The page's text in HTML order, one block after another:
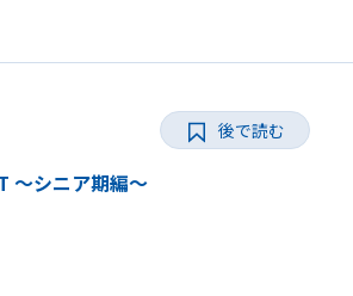
シニア期編～
後で読む